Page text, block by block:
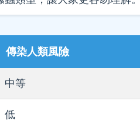
傳染人類風險
中等
低